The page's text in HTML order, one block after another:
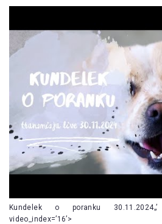
Kundelek o poranku 30.11.2024„’
video_index=’16’>